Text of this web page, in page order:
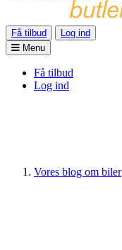
Få tilbud
Log ind
Menu
Få tilbud
Log ind
Vores blog om biler